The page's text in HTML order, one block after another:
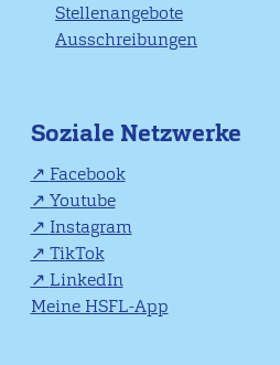
Stellenangebote
Ausschreibungen
Soziale Netzwerke
Facebook
Youtube
Instagram
TikTok
LinkedIn
Meine HSFL-App